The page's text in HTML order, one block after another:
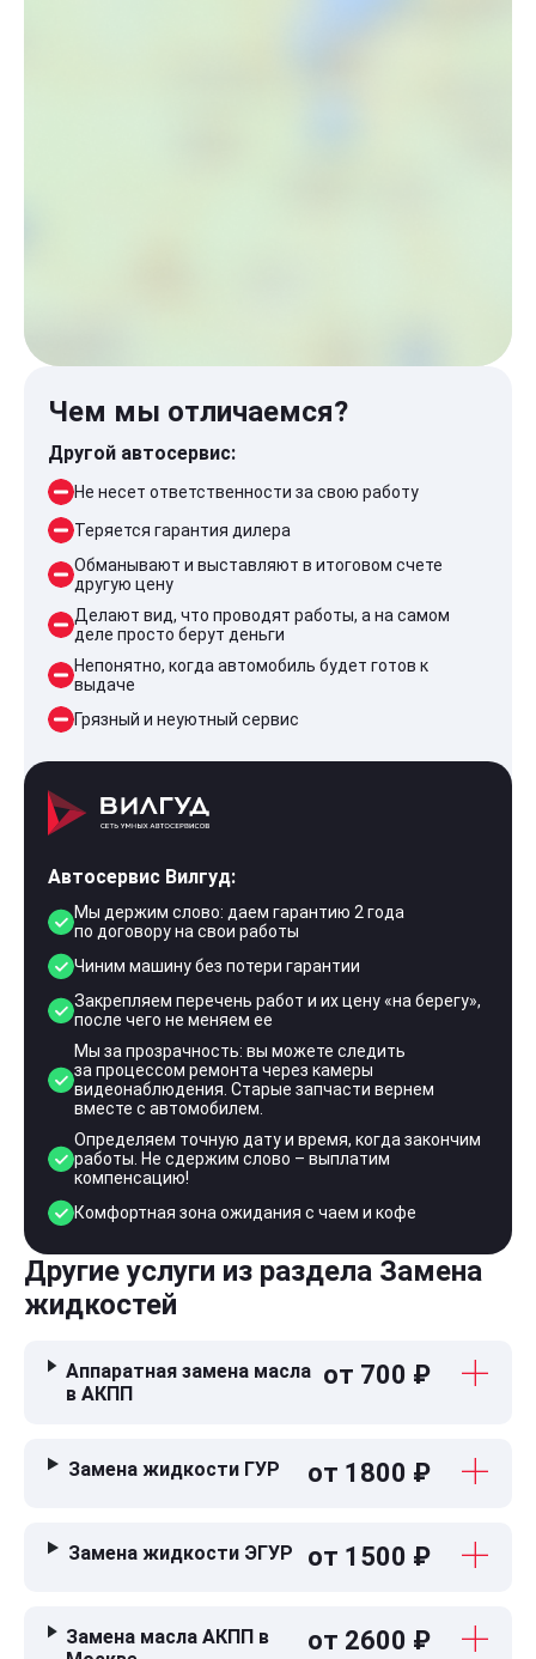
Чем мы отличаемся?
Другой автосервис:
Не несет ответственности за свою работу
Теряется гарантия дилера
Обманывают и выставляют в итоговом счете
другую цену
Делают вид, что проводят работы, а на самом
деле просто берут деньги
Непонятно, когда автомобиль будет готов к
выдаче
Грязный и неуютный сервис
Автосервис Вилгуд:
Мы держим слово: даем гарантию 2 года
по договору на свои работы
Чиним машину без потери гарантии
Закрепляем перечень работ и их цену «на берегу»,
после чего не меняем ее
Мы за прозрачность: вы можете следить
за процессом ремонта через камеры
видеонаблюдения. Старые запчасти вернем
вместе с автомобилем.
Определяем точную дату и время, когда закончим
работы. Не сдержим слово – выплатим
компенсацию!
Комфортная зона ожидания с чаем и кофе
Другие услуги из раздела Замена
жидкостей
Аппаратная замена масла
в АКПП
от 700 ₽
Замена жидкости ГУР от 1800 ₽
Замена жидкости ЭГУР от 1500 ₽
Замена масла АКПП в
от 2600 ₽